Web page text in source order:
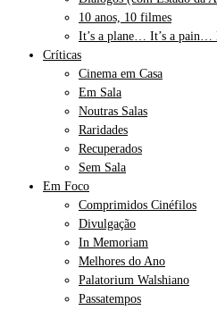
10 anos, 10 filmes
It’s a plane… It’s a pain…
Críticas
Cinema em Casa
Em Sala
Noutras Salas
Raridades
Recuperados
Sem Sala
Em Foco
Comprimidos Cinéfilos
Divulgação
In Memoriam
Melhores do Ano
Palatorium Walshiano
Passatempos